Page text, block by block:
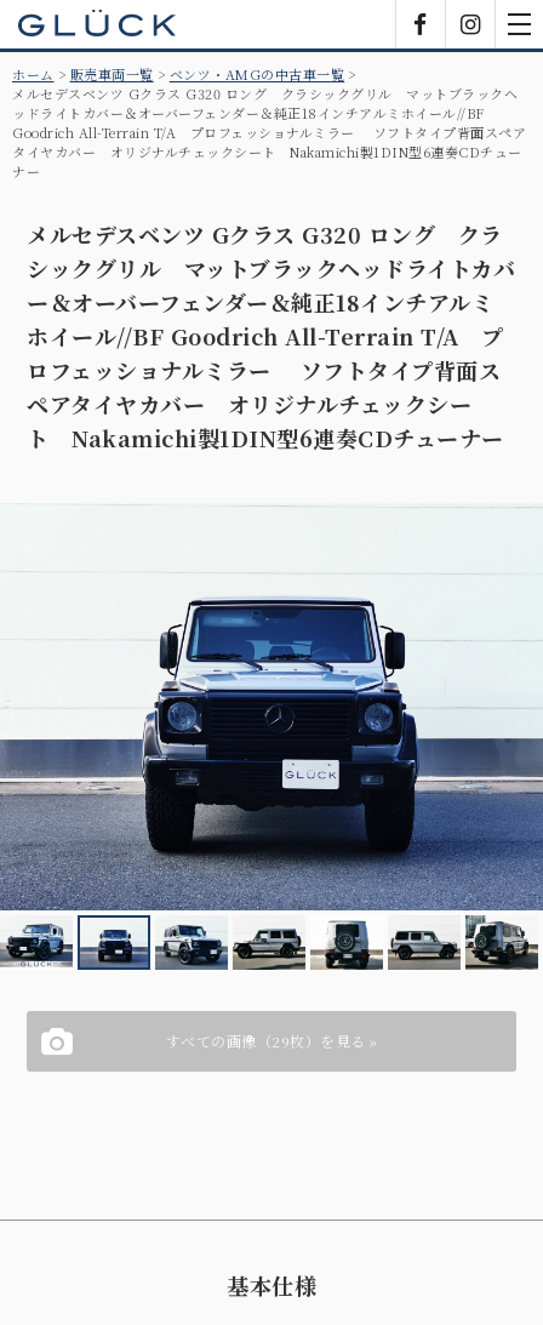
ホーム 販売車両一覧
ベンツ・AMGの中古車一覧
メルセデスベンツ Gクラス G320 ロング クラシックグリル マットブラックヘ
ッドライトカバー＆オーバーフェンダー＆純正18インチアルミホイール//BF
Goodrich All-Terrain T/A プロフェッショナルミラー ソフトタイプ背面スペア
タイヤカバー オリジナルチェックシート Nakamichi製1DIN型6連奏CDチュー
ナー
メルセデスベンツ Gクラス G320 ロング クラ
シックグリル マットブラックヘッドライトカバ
ー＆オーバーフェンダー＆純正18インチアルミ
ホイール//BF Goodrich All-Terrain T/A プ
ロフェッショナルミラー ソフトタイプ背面ス
ペアタイヤカバー オリジナルチェックシー
ト Nakamichi製1DIN型6連奏CDチューナー
すべての画像（29枚）を見る »
基本仕様